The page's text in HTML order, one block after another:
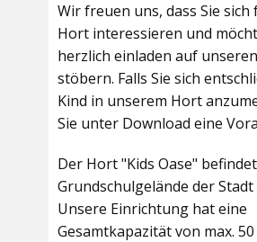
Wir freuen uns, dass Sie
Hort interessieren und
herzlich einladen auf
stöbern. Falls Sie sich
Kind in unserem Hort
Sie unter Download eine
Der Hort "Kids Oase"
Grundschulgelände der Stadt
Unsere Einrichtung hat eine
Gesamtkapazität von max.